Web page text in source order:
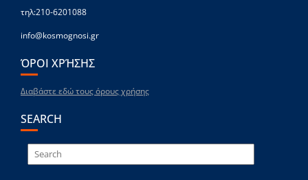
τηλ:210-6201088
info@kosmognosi.gr
ΌΡΟΙ ΧΡΉΣΗΣ
Διαβάστε εδώ τους όρους χρήσης
SEARCH